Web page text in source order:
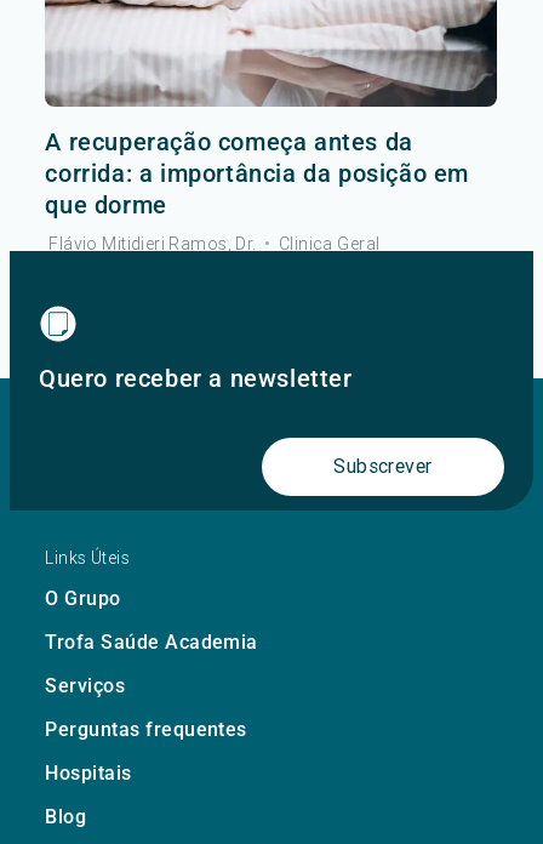
A recuperação começa antes da
corrida: a importância da posição em
que dorme
Flávio Mitidieri Ramos, Dr. • Clinica Geral
Quero receber a newsletter
Subscrever
Links Úteis
O Grupo
Trofa Saúde Academia
Serviços
Perguntas frequentes
Hospitais
Blog